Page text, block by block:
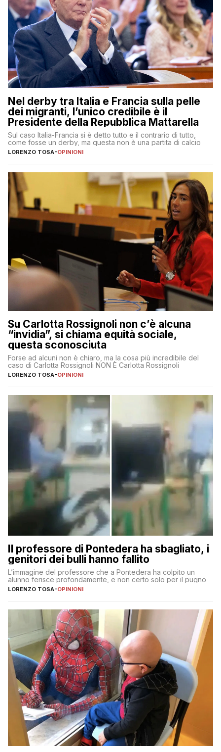
Nel derby tra Italia e Francia sulla pelle
dei migranti, l’unico credibile è il
Presidente della Repubblica Mattarella
Sul caso Italia-Francia si è detto tutto e il contrario di tutto,
come fosse un derby, ma questa non è una partita di calcio
LORENZO TOSA-OPINIONI
Su Carlotta Rossignoli non c’è alcuna
“invidia”, si chiama equità sociale,
questa sconosciuta
Forse ad alcuni non è chiaro, ma la cosa più incredibile del
caso di Carlotta Rossignoli NON È Carlotta Rossignoli
LORENZO TOSA-OPINIONI
Il professore di Pontedera ha sbagliato, i
genitori dei bulli hanno fallito
L’immagine del professore che a Pontedera ha colpito un
alunno ferisce profondamente, e non certo solo per il pugno
LORENZO TOSA-OPINIONI